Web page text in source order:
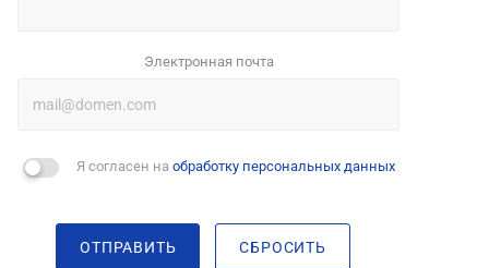
Электронная почта
Я согласен на обработку персональных данных
ОТПРАВИТЬ СБРОСИТЬ